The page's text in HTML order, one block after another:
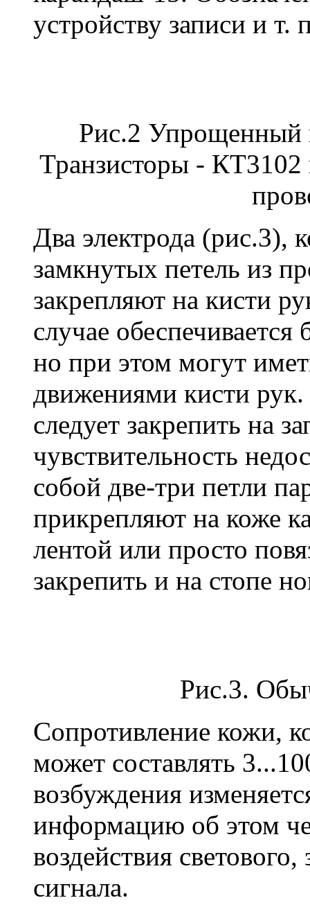
устройству записи и т.
Рис.2 Упрощенный
Транзисторы -
Два электрода (рис.3),
замкнутых петель из
закрепляют на кисти
случае
но при этом могут
движениями кисти рук.
следует закрепить на
чувствительность
собой две-три петли
прикрепляют на коже
лентой или просто
закрепить и на стопе
Рис.3.
Сопротивление кожи,
может составлять
возбуждения
информацию об этом
воздействия
сигнала.